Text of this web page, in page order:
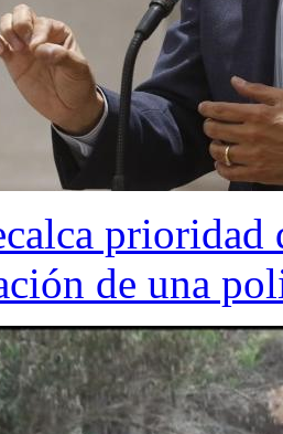
prioridad
de una